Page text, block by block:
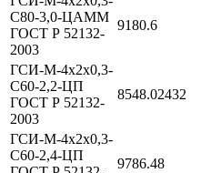
С80-3,0-ЦАММ
ГОСТ Р 52132-
2003
9180.6
ГСИ-М-4х2х0,3-
С60-2,2-ЦП
ГОСТ Р 52132-
2003
8548.02432
ГСИ-М-4х2х0,3-
С60-2,4-ЦП
9786.48